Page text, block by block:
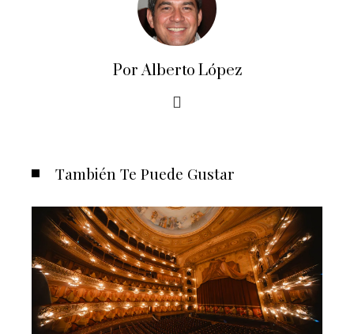
Por Alberto López
También Te Puede Gustar